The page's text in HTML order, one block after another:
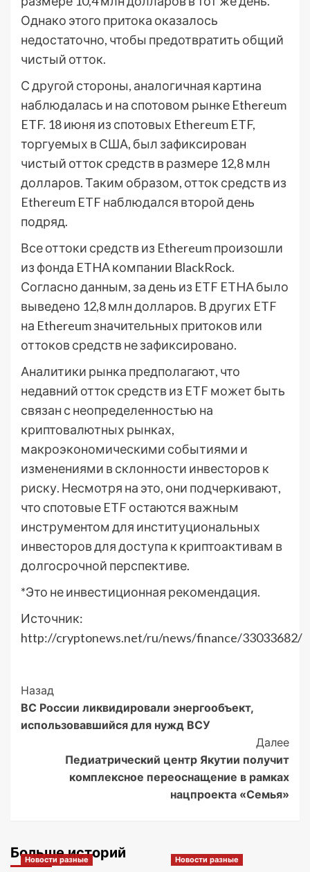
Однако этого притока оказалось
недостаточно, чтобы предотвратить общий
чистый отток.
С другой стороны, аналогичная картина
наблюдалась и на спотовом рынке Ethereum
ETF. 18 июня из спотовых Ethereum ETF,
торгуемых в США, был зафиксирован
чистый отток средств в размере 12,8 млн
долларов. Таким образом, отток средств из
Ethereum ETF наблюдался второй день
подряд.
Все оттоки средств из Ethereum произошли
из фонда ETHA компании BlackRock.
Согласно данным, за день из ETF ETHA было
выведено 12,8 млн долларов. В других ETF
на Ethereum значительных притоков или
оттоков средств не зафиксировано.
Аналитики рынка предполагают, что
недавний отток средств из ETF может быть
связан с неопределенностью на
криптовалютных рынках,
макроэкономическими событиями и
изменениями в склонности инвесторов к
риску. Несмотря на это, они подчеркивают,
что спотовые ETF остаются важным
инструментом для институциональных
инвесторов для доступа к криптоактивам в
долгосрочной перспективе.
*Это не инвестиционная рекомендация.
Источник:
http://cryptonews.net/ru/news/finance/33033682/
Post
Navigation
Назад
ВС России ликвидировали энергообъект,
использовавшийся для нужд ВСУ
Далее
Педиатрический центр Якутии получит
комплексное переоснащение в рамках
нацпроекта «Семья»
Больше историй
Новости разные Новости разные